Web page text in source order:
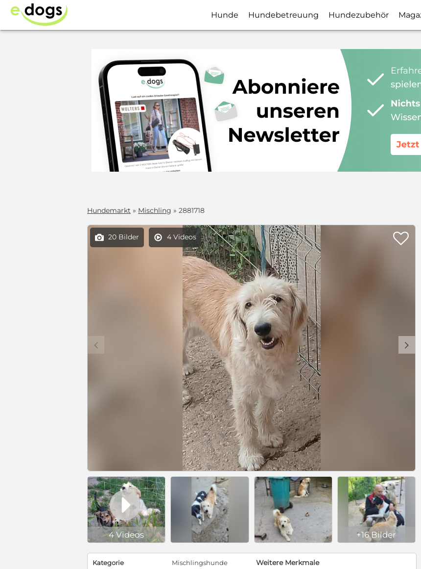
Hunde Hundebetreuung Hundezubehör
Hundemarkt » Mischling » 2881718
 20 Bilder  4 Videos 
c d

4 Videos +16 Bilder
Kategorie
Mischlingshunde
Weitere Merkmale